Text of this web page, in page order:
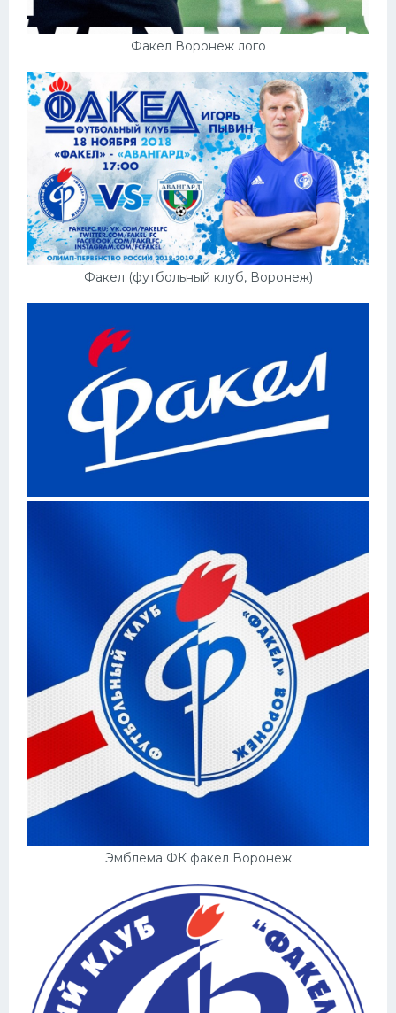
Факел Воронеж лого
Факел (футбольный клуб, Воронеж)
Эмблема ФК факел Воронеж